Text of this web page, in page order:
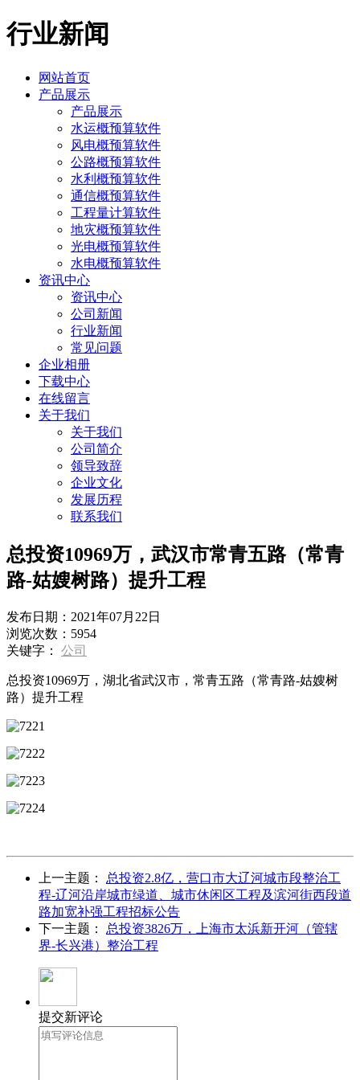
行业新闻
网站首页
产品展示
产品展示
水运概预算软件
风电概预算软件
公路概预算软件
水利概预算软件
通信概预算软件
工程量计算软件
地灾概预算软件
光电概预算软件
水电概预算软件
资讯中心
资讯中心
公司新闻
行业新闻
常见问题
企业相册
下载中心
在线留言
关于我们
关于我们
公司简介
领导致辞
企业文化
发展历程
联系我们
总投资10969万，武汉市常青五路（常青
路-姑嫂树路）提升工程
发布日期： 2021年07月22日
浏览次数： 5954
关键字： 公司
总投资10969万，湖北省武汉市，常青五路（常青路-姑嫂树
路）提升工程
上一主题： 总投资2.8亿，营口市大辽河城市段整治工
程-辽河沿岸城市绿道、城市休闲区工程及滨河街西段道
路加宽补强工程招标公告
下一主题： 总投资3826万，上海市太浜新开河（管辖
界-长兴港）整治工程
提交新评论